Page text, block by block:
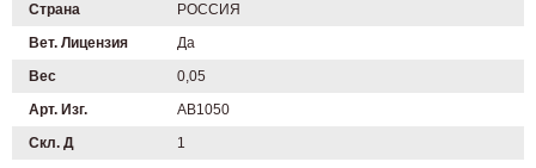
Страна
РОССИЯ
Вет. Лицензия
Да
Вес
0,05
Арт. Изг.
AB1050
Скл. Д
1